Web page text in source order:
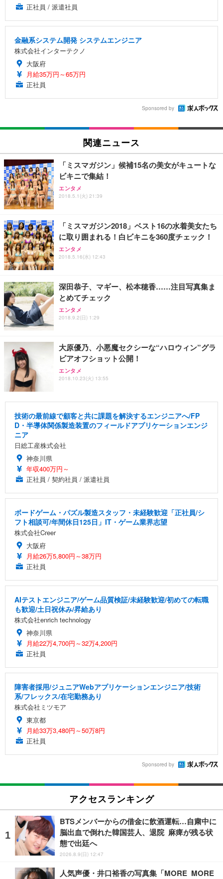
正社員 / 派遣社員
金融系システム開発 システムエンジニア
株式会社インターテクノ
大阪府
月給35万円～65万円
正社員
Sponsored by
関連ニュース
「ミスマガジン」候補15名の美女がキュートな
ビキニで集結！
エンタメ
2018.5.1(火) 21:39
「ミスマガジン2018」ベスト16の水着美女たち
に取り囲まれる！白ビキニを360度チェック！
エンタメ
2018.5.16(水) 12:43
深田恭子、マギー、松本穂香……注目写真集ま
とめてチェック
エンタメ
2018.9.2(日) 1:29
大原優乃、小悪魔セクシーな“ハロウィン”グラ
ビアオフショット公開！
エンタメ
2018.10.23(火) 13:55
技術の最前線で顧客と共に課題を解決するエンジニアへ/FP
D・半導体関係製造装置のフィールドアプリケーションエンジ
ニア
日総工産株式会社
神奈川県
年収400万円～
正社員 / 契約社員 / 派遣社員
ボードゲーム・パズル製造スタッフ・未経験歓迎「正社員/シ
フト相談可/年間休日125日」IT・ゲーム業界志望
株式会社Creer
大阪府
月給26万5,800円～38万円
正社員
AIテストエンジニア/ゲーム品質検証/未経験歓迎/初めての転職
も歓迎/土日祝休み/昇給あり
株式会社enrich technology
神奈川県
月給22万4,700円～32万4,200円
正社員
障害者採用/ジュニアWebアプリケーションエンジニア/技術
系/フレックス/在宅勤務あり
株式会社ミツモア
東京都
月給33万3,480円～50万8円
正社員
Sponsored by
アクセスランキング
BTSメンバーからの借金に飲酒運転…自粛中に
脳出血で倒れた韓国芸人、退院 麻痺が残る状
態で出廷へ
2026.8.9(日) 12:47
人気声優・井口裕香の写真集「MORE MORE